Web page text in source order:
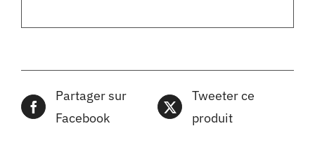
Partager sur
Facebook
Tweeter ce
produit